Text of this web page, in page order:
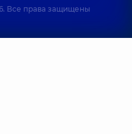
Все права защищены